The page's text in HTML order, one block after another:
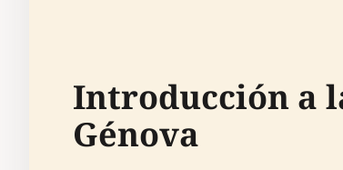
Introducción a
Génova